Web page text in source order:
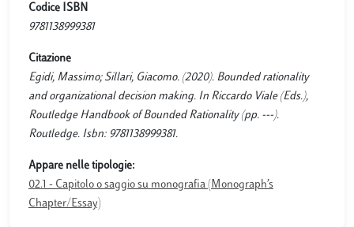
Codice ISBN
9781138999381
Citazione
Egidi, Massimo; Sillari, Giacomo. (2020). Bounded rationality
and organizational decision making. In Riccardo Viale (Eds.),
Routledge Handbook of Bounded Rationality (pp. ---).
Routledge. Isbn: 9781138999381.
Appare nelle tipologie:
02.1 - Capitolo o saggio su monografia (Monograph’s
Chapter/Essay)